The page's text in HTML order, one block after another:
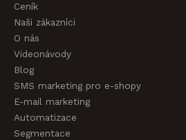
Ceník
Naši zákazníci
O nás
Videonávody
Blog
SMS marketing pro e-shopy
E-mail marketing
Automatizace
Segmentace